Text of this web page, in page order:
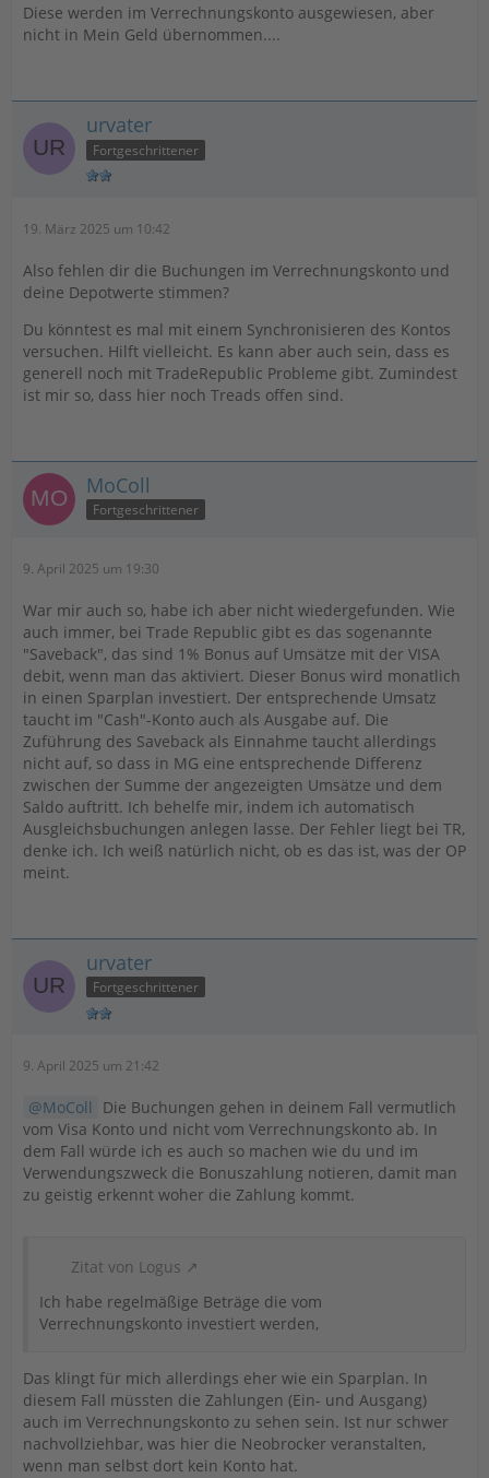
Diese werden im Verrechnungskonto ausgewiesen, aber
nicht in Mein Geld übernommen....
urvater
Fortgeschrittener
19. März 2025 um 10:42
Also fehlen dir die Buchungen im Verrechnungskonto und
deine Depotwerte stimmen?
Du könntest es mal mit einem Synchronisieren des Kontos
versuchen. Hilft vielleicht. Es kann aber auch sein, dass es
generell noch mit TradeRepublic Probleme gibt. Zumindest
ist mir so, dass hier noch Treads offen sind.
MoColl
Fortgeschrittener
9. April 2025 um 19:30
War mir auch so, habe ich aber nicht wiedergefunden. Wie
auch immer, bei Trade Republic gibt es das sogenannte
"Saveback", das sind 1% Bonus auf Umsätze mit der VISA
debit, wenn man das aktiviert. Dieser Bonus wird monatlich
in einen Sparplan investiert. Der entsprechende Umsatz
taucht im "Cash"-Konto auch als Ausgabe auf. Die
Zuführung des Saveback als Einnahme taucht allerdings
nicht auf, so dass in MG eine entsprechende Differenz
zwischen der Summe der angezeigten Umsätze und dem
Saldo auftritt. Ich behelfe mir, indem ich automatisch
Ausgleichsbuchungen anlegen lasse. Der Fehler liegt bei TR,
denke ich. Ich weiß natürlich nicht, ob es das ist, was der OP
meint.
urvater
Fortgeschrittener
9. April 2025 um 21:42
MoColl
Die Buchungen gehen in deinem Fall vermutlich
vom Visa Konto und nicht vom Verrechnungskonto ab. In
dem Fall würde ich es auch so machen wie du und im
Verwendungszweck die Bonuszahlung notieren, damit man
zu geistig erkennt woher die Zahlung kommt.
Zitat von Logus
Ich habe regelmäßige Beträge die vom
Verrechnungskonto investiert werden,
Das klingt für mich allerdings eher wie ein Sparplan. In
diesem Fall müssten die Zahlungen (Ein- und Ausgang)
auch im Verrechnungskonto zu sehen sein. Ist nur schwer
nachvollziehbar, was hier die Neobrocker veranstalten,
wenn man selbst dort kein Konto hat.